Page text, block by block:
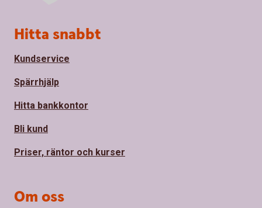
Sidfot
Hitta snabbt
Kundservice
Spärrhjälp
Hitta bankkontor
Bli kund
Priser, räntor och kurser
Om oss